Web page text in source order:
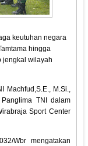
keutuhan negara
hingga
jengkal wilayah
Machfud,S.E., M.Si.,
TNI dalam
Sport Center
Wbr mengatakan